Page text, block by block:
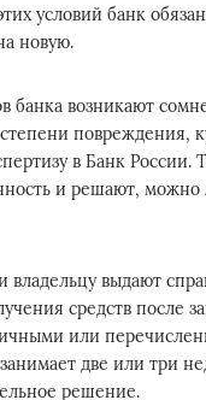
условий банк
новую.
банка возникают
повреждения,
в Банк России.
и решают, можно
владельцу выдают
средств после
или
две или три
решение.